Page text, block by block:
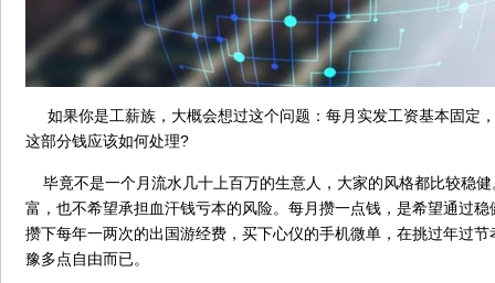
如果你是工薪族，大概会想过这个问题：每月实发工资基本固定
这部分钱应该如何处理?
毕竟不是一个月流水几十上百万的生意人，大家的风格都比较稳
富，也不希望承担血汗钱亏本的风险。每月攒一点钱，是希望通过
攒下每年一两次的出国游经费，买下心仪的手机微单，在挑过年过
豫多点自由而已。